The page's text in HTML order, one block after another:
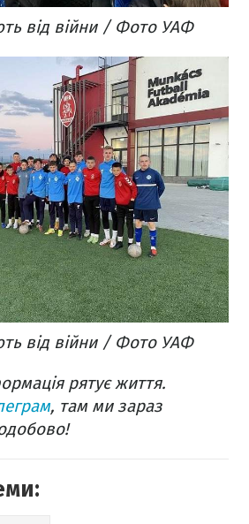
від війни / Фото УАФ
від війни / Фото УАФ
рятує життя.
, там ми зараз